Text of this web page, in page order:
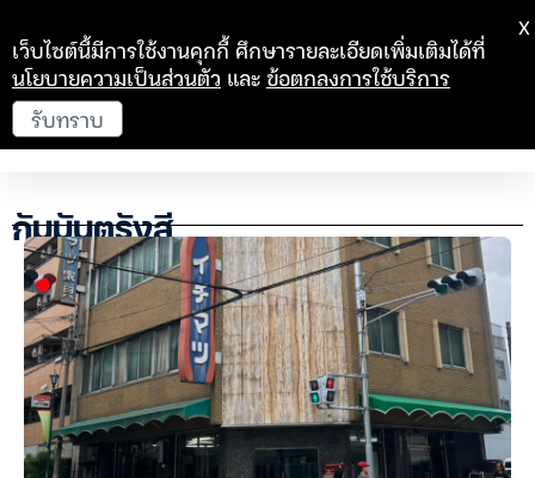
กัมมันตรังสี
เว็บไซต์นี้มีการใช้งานคุกกี้ ศึกษารายละเอียดเพิ่มเติมได้ที่
นโยบายความเป็นส่วนตัว และข้อตกลงการใช้บริการ
รับทราบ
X